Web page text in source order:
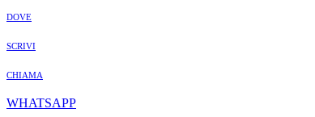
DOVE
SCRIVI
CHIAMA
WHATSAPP